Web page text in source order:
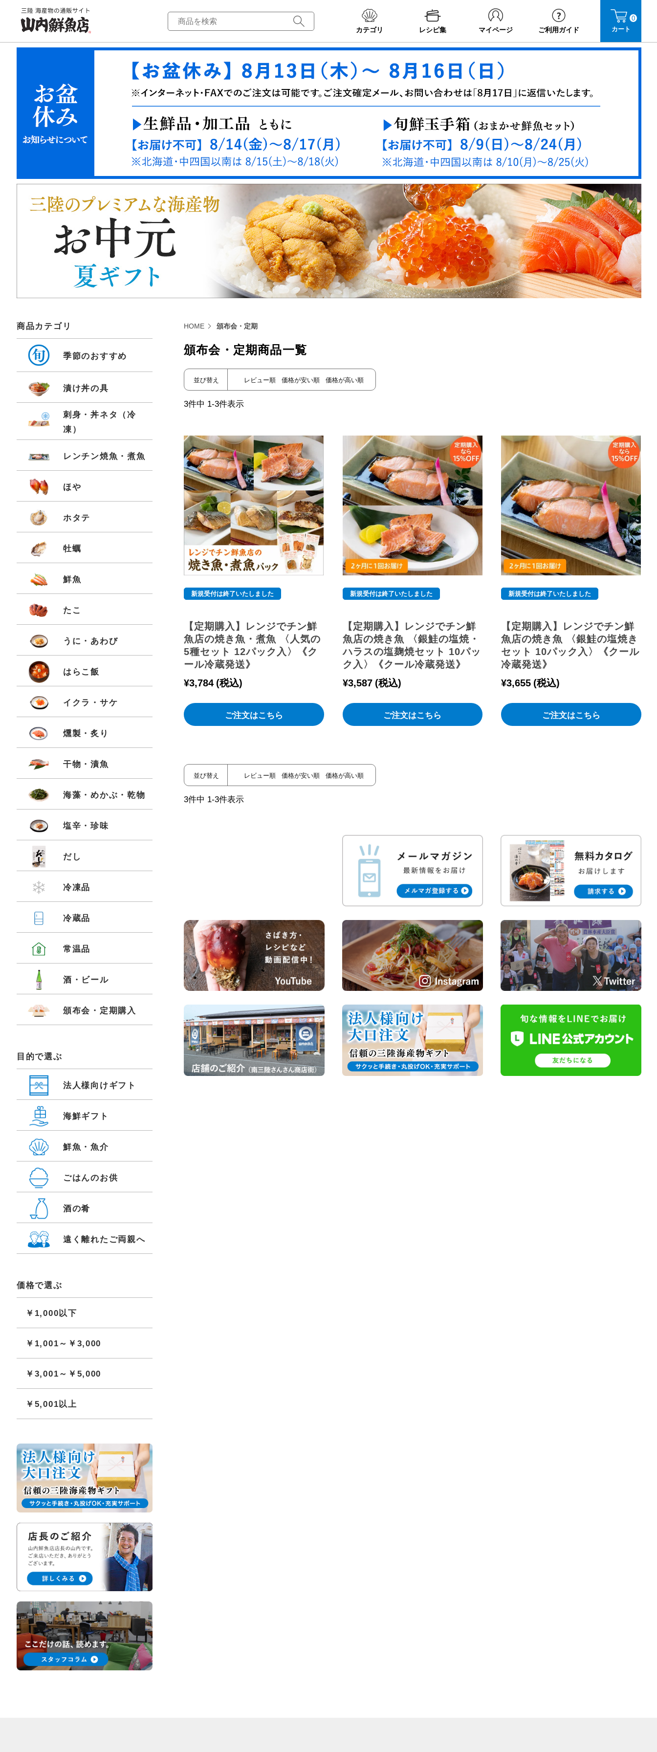
カテゴリ レシピ集 マイページ ご利用ガイド カート
0
HOME 頒布会・定期
頒布会・定期商品一覧
並び替え レビュー順 価格が安い順 価格が高い順
3件中 1-3件表示
新規受付は終了いたしました
【定期購入】レンジでチン鮮
魚店の焼き魚・煮魚 〈人気の
5種セット 12パック入〉《ク
ール冷蔵発送》
¥3,784 税込
ご注文はこちら
新規受付は終了いたしました
【定期購入】レンジでチン鮮
魚店の焼き魚 〈銀鮭の塩焼・
ハラスの塩麹焼セット 10パッ
ク入〉《クール冷蔵発送》
¥3,587 税込
ご注文はこちら
新規受付は終了いたしました
【定期購入】レンジでチン鮮
魚店の焼き魚 〈銀鮭の塩焼き
セット 10パック入〉《クール
冷蔵発送》
¥3,655 税込
ご注文はこちら
並び替え レビュー順 価格が安い順 価格が高い順
3件中 1-3件表示
商品カテゴリ
季節のおすすめ
漬け丼の具
刺身・丼ネタ（冷
凍）
レンチン焼魚・煮魚
ほや
ホタテ
牡蠣
鮮魚
たこ
うに・あわび
はらこ飯
イクラ・サケ
燻製・炙り
干物・漬魚
海藻・めかぶ・乾物
塩辛・珍味
だし
冷凍品
冷蔵品
常温品
酒・ビール
頒布会・定期購入
目的で選ぶ
法人様向けギフト
海鮮ギフト
鮮魚・魚介
ごはんのお供
酒の肴
遠く離れたご両親へ
価格で選ぶ
￥1,000以下
￥1,001～￥3,000
￥3,001～￥5,000
￥5,001以上